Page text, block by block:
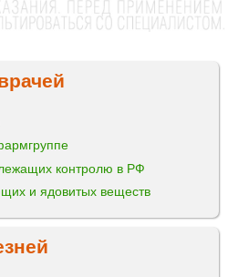
контролю в РФ
и ядовитых веществ